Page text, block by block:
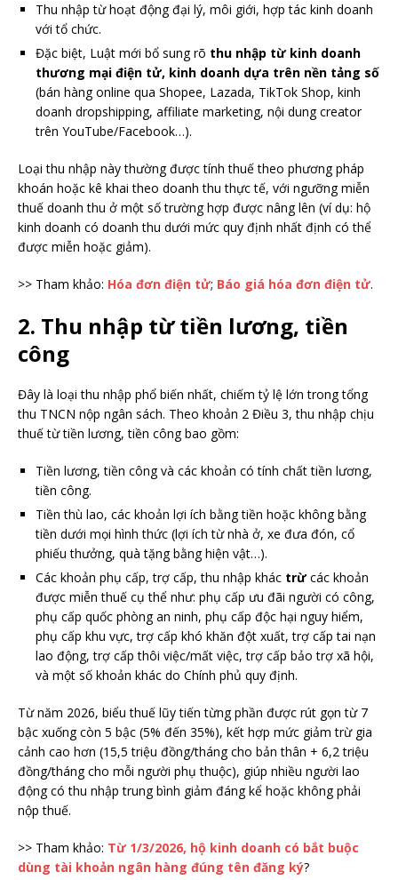
Thu nhập từ hoạt động đại lý, môi giới, hợp tác kinh doanh
với tổ chức.
Đặc biệt, Luật mới bổ sung rõ thu nhập từ kinh doanh
thương mại điện tử, kinh doanh dựa trên nền tảng số
(bán hàng online qua Shopee, Lazada, TikTok Shop, kinh
doanh dropshipping, affiliate marketing, nội dung creator
trên YouTube/Facebook…).
Loại thu nhập này thường được tính thuế theo phương pháp
khoán hoặc kê khai theo doanh thu thực tế, với ngưỡng miễn
thuế doanh thu ở một số trường hợp được nâng lên (ví dụ: hộ
kinh doanh có doanh thu dưới mức quy định nhất định có thể
được miễn hoặc giảm).
>> Tham khảo: Hóa đơn điện tử; Báo giá hóa đơn điện tử.
2. Thu nhập từ tiền lương, tiền
công
Đây là loại thu nhập phổ biến nhất, chiếm tỷ lệ lớn trong tổng
thu TNCN nộp ngân sách. Theo khoản 2 Điều 3, thu nhập chịu
thuế từ tiền lương, tiền công bao gồm:
Tiền lương, tiền công và các khoản có tính chất tiền lương,
tiền công.
Tiền thù lao, các khoản lợi ích bằng tiền hoặc không bằng
tiền dưới mọi hình thức (lợi ích từ nhà ở, xe đưa đón, cổ
phiếu thưởng, quà tặng bằng hiện vật…).
Các khoản phụ cấp, trợ cấp, thu nhập khác trừcác khoản
được miễn thuế cụ thể như: phụ cấp ưu đãi người có công,
phụ cấp quốc phòng an ninh, phụ cấp độc hại nguy hiểm,
phụ cấp khu vực, trợ cấp khó khăn đột xuất, trợ cấp tai nạn
lao động, trợ cấp thôi việc/mất việc, trợ cấp bảo trợ xã hội,
và một số khoản khác do Chính phủ quy định.
Từ năm 2026, biểu thuế lũy tiến từng phần được rút gọn từ 7
bậc xuống còn 5 bậc (5% đến 35%), kết hợp mức giảm trừ gia
cảnh cao hơn (15,5 triệu đồng/tháng cho bản thân + 6,2 triệu
đồng/tháng cho mỗi người phụ thuộc), giúp nhiều người lao
động có thu nhập trung bình giảm đáng kể hoặc không phải
nộp thuế.
>> Tham khảo: Từ 1/3/2026, hộ kinh doanh có bắt buộc
dùng tài khoản ngân hàng đúng tên đăng ký?